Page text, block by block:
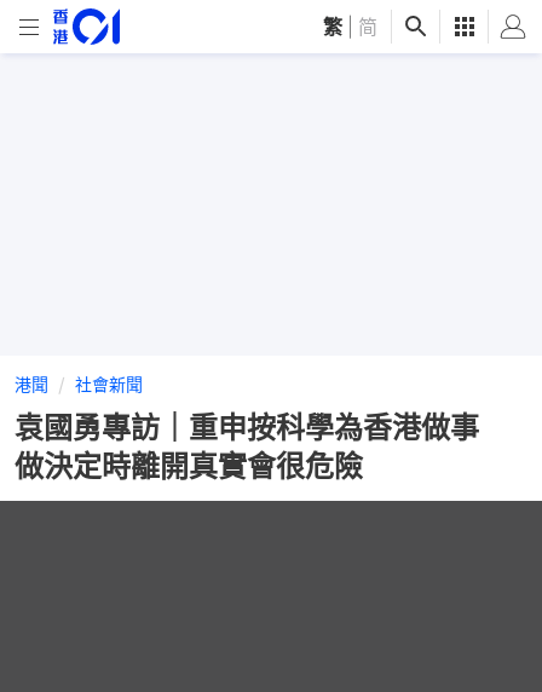
繁 简
港聞 社會新聞
袁國勇專訪｜重申按科學為香港做事
做決定時離開真實會很危險